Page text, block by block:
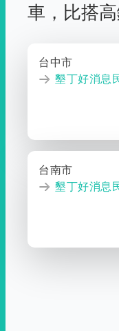
車， 比搭
台中市
墾丁好消息
台南市
墾丁好消息